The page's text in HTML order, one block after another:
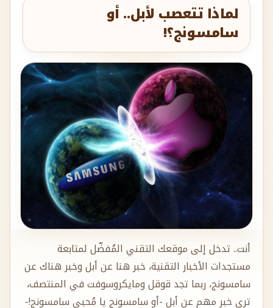
لماذا تتعصب لأبل.. أو
سامسونج؟!
أنت.. تدخل إلى موقعك التقني المُفضّل لمتابعة
مستجدات الأخبار التقنية، خبر هنا عن أبل وخبر هناك عن
سامسونج، ربما تجد قوقل ومايكروسوفت في المنتصف،
ترى خبر مهم عن أبل -أو سامسونج يا مُحبي سامسونج!-